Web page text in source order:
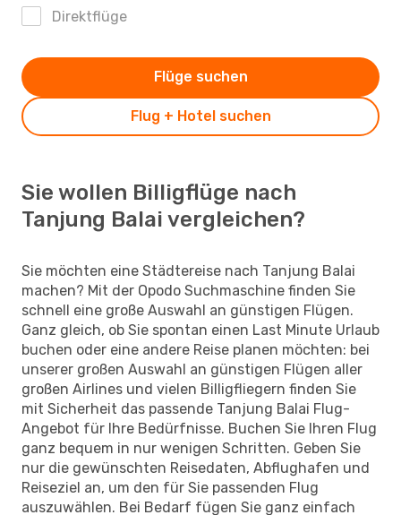
Direktflüge
Flug + Hotel suchen
Flüge suchen
Sie wollen Billigflüge nach
Tanjung Balai vergleichen?
Sie möchten eine Städtereise nach Tanjung Balai
machen? Mit der Opodo Suchmaschine finden Sie
schnell eine große Auswahl an günstigen Flügen.
Ganz gleich, ob Sie spontan einen Last Minute Urlaub
buchen oder eine andere Reise planen möchten: bei
unserer großen Auswahl an günstigen Flügen aller
großen Airlines und vielen Billigfliegern finden Sie
mit Sicherheit das passende Tanjung Balai Flug-
Angebot für Ihre Bedürfnisse. Buchen Sie Ihren Flug
ganz bequem in nur wenigen Schritten. Geben Sie
nur die gewünschten Reisedaten, Abflughafen und
Reiseziel an, um den für Sie passenden Flug
auszuwählen. Bei Bedarf fügen Sie ganz einfach